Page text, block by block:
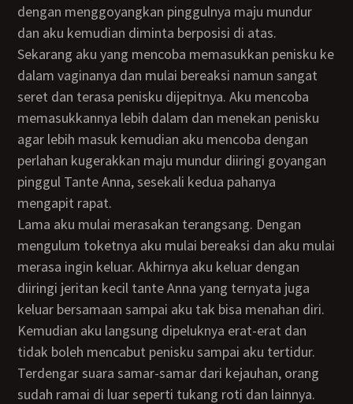
dengan menggoyangkan pinggulnya maju mundur
dan aku kemudian diminta berposisi di atas.
Sekarang aku yang mencoba memasukkan penisku ke
dalam vaginanya dan mulai bereaksi namun sangat
seret dan terasa penisku dijepitnya. Aku mencoba
memasukkannya lebih dalam dan menekan penisku
agar lebih masuk kemudian aku mencoba dengan
perlahan kugerakkan maju mundur diiringi goyangan
pinggul Tante Anna, sesekali kedua pahanya
mengapit rapat.
Lama aku mulai merasakan terangsang. Dengan
mengulum toketnya aku mulai bereaksi dan aku mulai
merasa ingin keluar. Akhirnya aku keluar dengan
diiringi jeritan kecil tante Anna yang ternyata juga
keluar bersamaan sampai aku tak bisa menahan diri.
Kemudian aku langsung dipeluknya erat-erat dan
tidak boleh mencabut penisku sampai aku tertidur.
Terdengar suara samar-samar dari kejauhan, orang
sudah ramai di luar seperti tukang roti dan lainnya.